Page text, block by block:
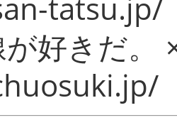
tatsu.jp/
好きだ。